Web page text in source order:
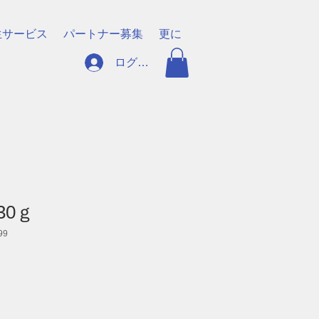
ービス パートナー募集 更に
ログイン
ｇ